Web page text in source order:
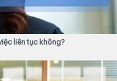
liên tục không?